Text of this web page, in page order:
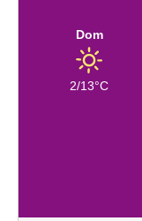
Dom
2/13°C